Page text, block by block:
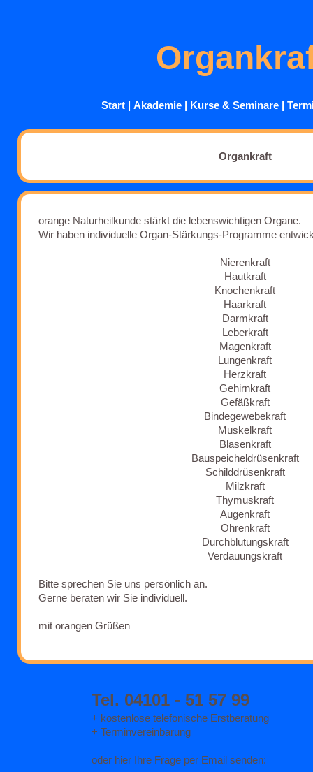
Start | Akademie | Kurse & Seminare |
orange Naturheilkunde stärkt die lebenswichtigen Organe.
Wir haben individuelle Organ-Stärkungs-Programme
Nierenkraft
Hautkraft
Knochenkraft
Haarkraft
Darmkraft
Leberkraft
Magenkraft
Lungenkraft
Herzkraft
Gehirnkraft
Gefäßkraft
Bindegewebekraft
Muskelkraft
Blasenkraft
Bauspeicheldrüsenkraft
Schilddrüsenkraft
Milzkraft
Thymuskraft
Augenkraft
Ohrenkraft
Durchblutungskraft
Verdauungskraft
Bitte sprechen Sie uns persönlich an.
Gerne beraten wir Sie individuell.
mit orangen Grüßen
Organkraft